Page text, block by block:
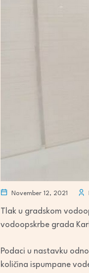
November 12, 2021
Tlak u gradskom
vodoopskrbe grada
Podaci u nastavku
količina ispumpane